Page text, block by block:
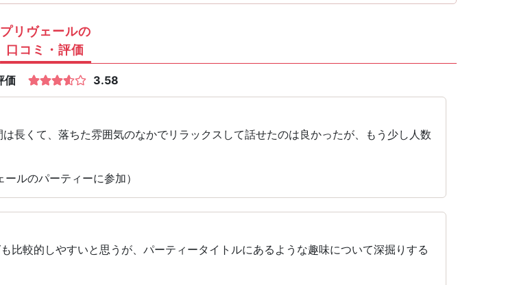
プリヴェールの
口コミ・評価
価 3.58
長くて、落ちた雰囲気のなかでリラックスして話せたのは良かったが、もう少し人数
ルのパーティーに参加）
比較的しやすいと思うが、パーティータイトルにあるような趣味について深掘りする